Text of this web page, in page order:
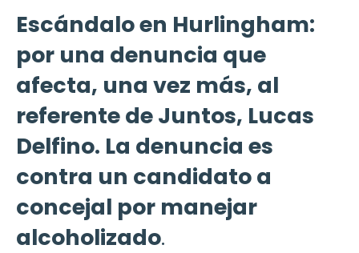
Escándalo en Hurlingham:
por una denuncia que
afecta, una vez más, al
referente de Juntos, Lucas
Delfino. La denuncia es
contra un candidato a
concejal por manejar
alcoholizado.